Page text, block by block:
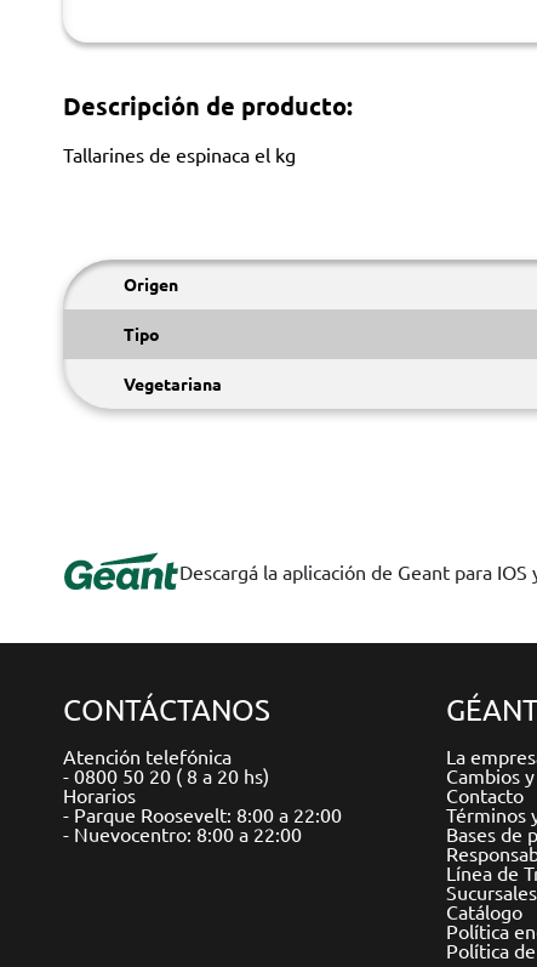
Descripción de producto:
Tallarines de espinaca el kg
Origen
Tipo
Vegetariana
Descargá la aplicación de Geant para
CONTÁCTANOS
Atención telefónica
- 0800 50 20 ( 8 a 20 hs)
Horarios
- Parque Roosevelt: 8:00 a 22:00
- Nuevocentro: 8:00 a 22:00
La
Cambios
Contacto
Términos
Bases de
Línea de
Sucursales
Catálogo
Política
Política